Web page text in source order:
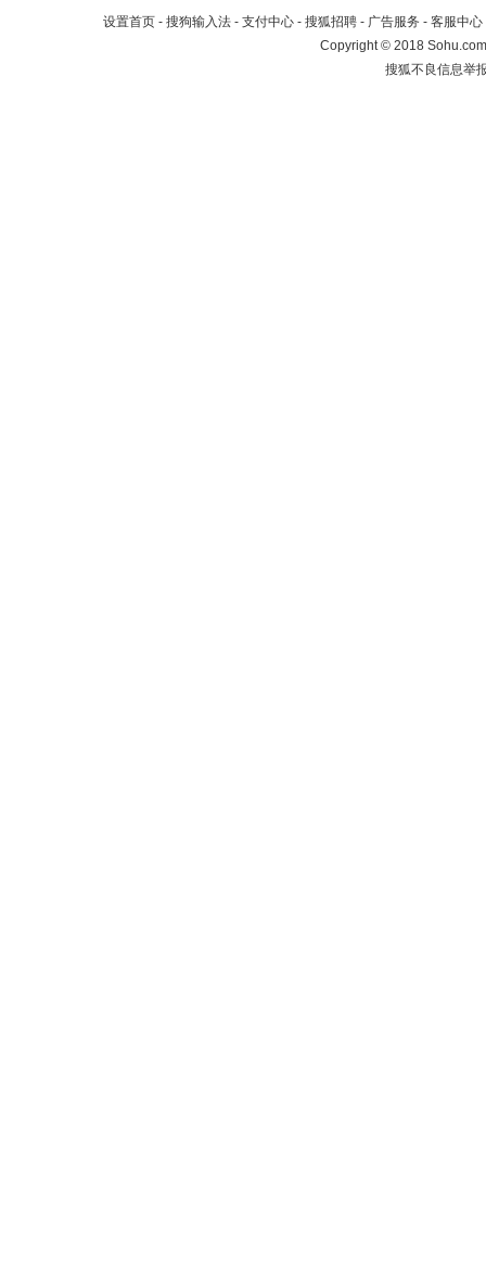
设置首页 - 搜狗输入法 - 支付中心 - 搜狐招聘 - 广告服务 - 客服中心
Copyright©2018
搜狐不良信息举